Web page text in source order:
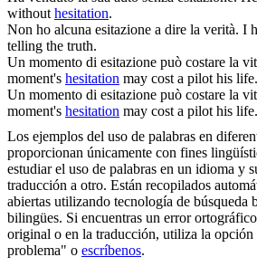
withouthesitation.
Non ho alcuna esitazione a dire la verità. I
telling the truth.
Un momento di esitazione può costare la
moment's hesitation may cost a pilot his life.
Un momento di esitazione può costare la
moment's hesitation may cost a pilot his life.
Los ejemplos del uso de palabras en
proporcionan únicamente con fines
estudiar el uso de palabras en un idioma y
traducción a otro. Están recopilados
abiertas utilizando tecnología de búsqueda
bilingües. Si encuentras un error
original o en la traducción, utiliza la
problema" o escríbenos.